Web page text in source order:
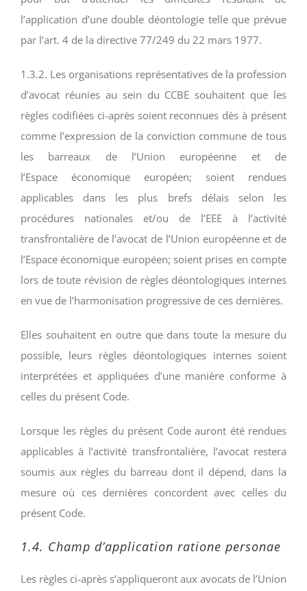
l’application d’une double déontologie telle que prévue
par l’art. 4 de la directive 77/249 du 22 mars 1977.
1.3.2. Les organisations représentatives de la profession
d’avocat réunies au sein du CCBE souhaitent que les
règles codifiées ci-après soient reconnues dès à présent
comme l’expression de la conviction commune de tous
les barreaux de l’Union européenne et de
l’Espace économique européen; soient rendues
applicables dans les plus brefs délais selon les
procédures nationales et/ou de l’EEE à l’activité
transfrontalière de l’avocat de l’Union européenne et de
l’Espace économique européen; soient prises en compte
lors de toute révision de règles déontologiques internes
en vue de l’harmonisation progressive de ces dernières.
Elles souhaitent en outre que dans toute la mesure du
possible, leurs règles déontologiques internes soient
interprétées et appliquées d’une manière conforme à
celles du présent Code.
Lorsque les règles du présent Code auront été rendues
applicables à l’activité transfrontalière, l’avocat restera
soumis aux règles du barreau dont il dépend, dans la
mesure où ces dernières concordent avec celles du
présent Code.
1.4. Champ d’application ratione personae
Les règles ci-après s’appliqueront aux avocats de l’Union